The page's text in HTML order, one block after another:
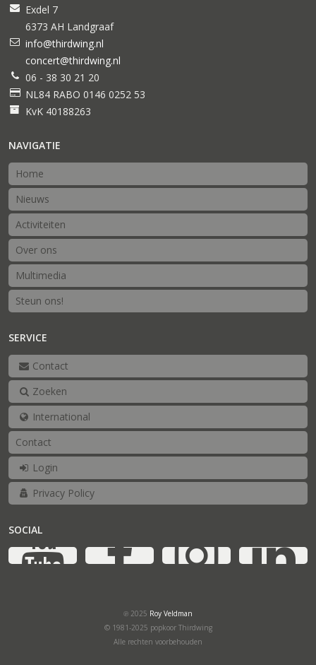
Exdel 7
6373 AH Landgraaf
info@thirdwing.nl
concert@thirdwing.nl
06 - 38 30 21 20
NL84 RABO 0146 0252 53
KvK 40188263
NAVIGATIE
Home
Nieuws
Activiteiten
Over ons
Multimedia
Steun ons!
SERVICE
Contact
Zoeken
International
Contact
Login
Privacy Policy
SOCIAL
YouTube
℗ 2025 Roy Veldman
© 1981-2025 popkoor Thirdwing
Alle rechten voorbehouden